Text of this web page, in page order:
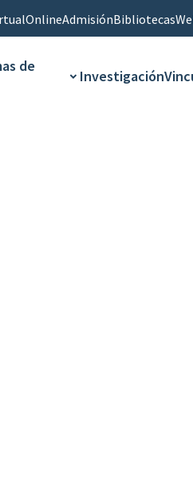
OnlineAdmisiónBibliotecas
de
Investigación